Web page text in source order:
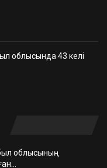
облысында 43 келі
облысының